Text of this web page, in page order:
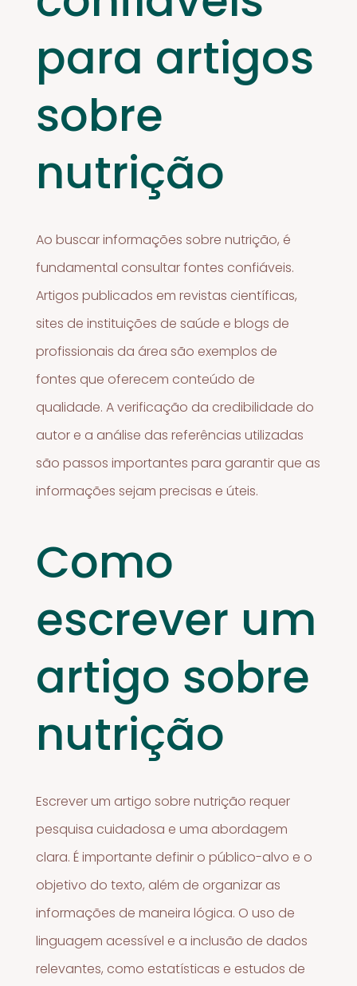
para artigos
sobre
nutrição
Ao buscar informações sobre nutrição, é
fundamental consultar fontes confiáveis.
Artigos publicados em revistas científicas,
sites de instituições de saúde e blogs de
profissionais da área são exemplos de
fontes que oferecem conteúdo de
qualidade. A verificação da credibilidade do
autor e a análise das referências utilizadas
são passos importantes para garantir que as
informações sejam precisas e úteis.
Como
escrever um
artigo sobre
nutrição
Escrever um artigo sobre nutrição requer
pesquisa cuidadosa e uma abordagem
clara. É importante definir o público-alvo e o
objetivo do texto, além de organizar as
informações de maneira lógica. O uso de
linguagem acessível e a inclusão de dados
relevantes, como estatísticas e estudos de